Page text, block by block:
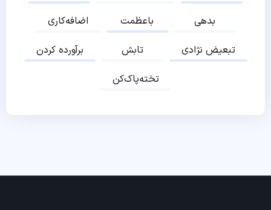
اضافه‌کاری
باعظمت
بدهی
برآورده کردن
تابش
تبعیض نژادی
تخته‌پاک‌کن